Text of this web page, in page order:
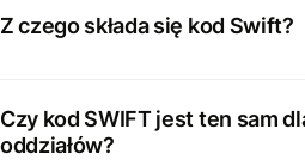
Z czego składa się kod Swift?
Czy kod SWIFT jest ten sam
oddziałów?